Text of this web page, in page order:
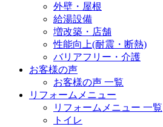
外壁・屋根
給湯設備
増改築・店舗
性能向上(耐震・断熱)
バリアフリー・介護
お客様の声
お客様の声 一覧
リフォームメニュー
リフォームメニュー 一覧
トイレ